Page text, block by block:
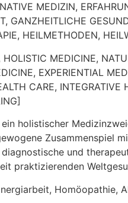
MEDIZIN,
GANZHEITLICHE
HEILMETHODEN,
MEDICINE,
EXPERIENTIAL
CARE,
holistischer
Zusammenspiel
und
praktizierenden
Homöopathie,